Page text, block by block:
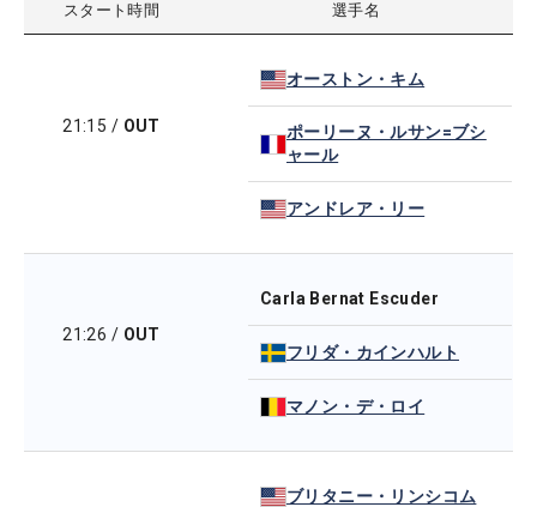
スタート時間 選手名
21:15 / OUT
オーストン・キム
ポーリーヌ・ルサン=ブシ
ャール
アンドレア・リー
21:26 / OUT
Carla Bernat Escuder
フリダ・カインハルト
マノン・デ・ロイ
ブリタニー・リンシコム